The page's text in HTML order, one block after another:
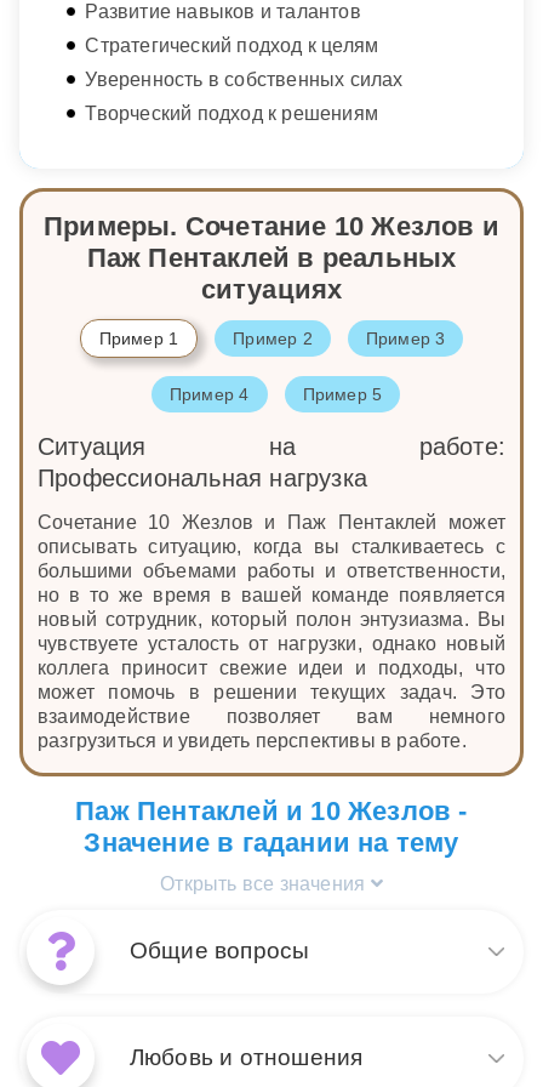
Развитие навыков и талантов
Стратегический подход к целям
Уверенность в собственных силах
Творческий подход к решениям
Примеры. Сочетание 10 Жезлов и
Паж Пентаклей в реальных
ситуациях
Пример 1 Пример 2 Пример 3
Пример 4 Пример 5
Ситуация на работе:
Профессиональная нагрузка
Сочетание 10 Жезлов и Паж Пентаклей может
описывать ситуацию, когда вы сталкиваетесь с
большими объемами работы и ответственности,
но в то же время в вашей команде появляется
новый сотрудник, который полон энтузиазма. Вы
чувствуете усталость от нагрузки, однако новый
коллега приносит свежие идеи и подходы, что
может помочь в решении текущих задач. Это
взаимодействие позволяет вам немного
разгрузиться и увидеть перспективы в работе.
Паж Пентаклей и 10 Жезлов -
Значение в гадании на тему
Открыть все значения
Общие вопросы
Пентаклей в общих вопросах
Любовь и отношения